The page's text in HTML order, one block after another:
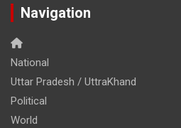
Navigation
National
Uttar Pradesh / UttraKhand
Political
World